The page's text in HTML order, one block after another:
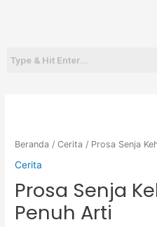
Beranda /Cerita / Prosa Senja
Cerita
Prosa Senja
Penuh Arti